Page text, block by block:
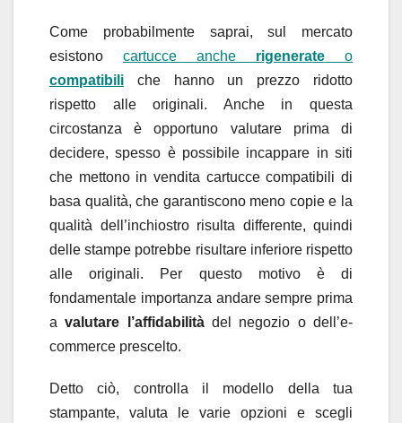
Come probabilmente saprai, sul mercato
esistono cartucce anche rigenerate o
compatibili che hanno un prezzo ridotto
rispetto alle originali. Anche in questa
circostanza è opportuno valutare prima di
decidere, spesso è possibile incappare in siti
che mettono in vendita cartucce compatibili di
basa qualità, che garantiscono meno copie e la
qualità dell’inchiostro risulta differente, quindi
delle stampe potrebbe risultare inferiore rispetto
alle originali. Per questo motivo è di
fondamentale importanza andare sempre prima
avalutare l’affidabilitàdel negozio o dell’e-
commerce prescelto.
Detto ciò, controlla il modello della tua
stampante, valuta le varie opzioni e scegli